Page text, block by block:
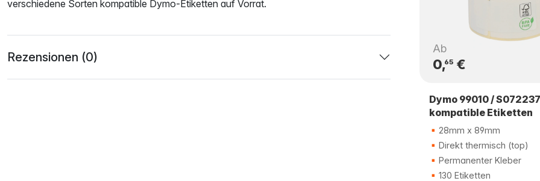
Ab
0,65€
Dymo 99010 /
kompatible Etiketten
28mm x 89mm
Direkt thermisch (top)
Permanenter Kleber
130 Etiketten
verschiedene Sorten kompatible Dymo-Etiketten auf Vorrat.
Rezensionen (0)